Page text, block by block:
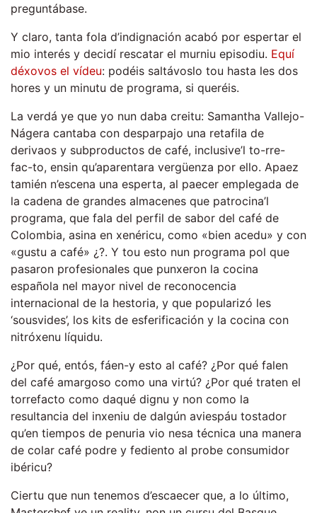
preguntábase.
Y claro, tanta fola d’indignación acabó por espertar el
mio interés y decidí rescatar el murniu episodiu. Equí
déxovos el vídeu: podéis saltávoslo tou hasta les dos
hores y un minutu de programa, si queréis.
La verdá ye que yo nun daba creitu: Samantha Vallejo-
Nágera cantaba con desparpajo una retafila de
derivaos y subproductos de café, inclusive’l to-rre-
fac-to, ensin qu’aparentara vergüenza por ello. Apaez
tamién n’escena una esperta, al paecer emplegada de
la cadena de grandes almacenes que patrocina’l
programa, que fala del perfil de sabor del café de
Colombia, asina en xenéricu, como «bien acedu» y con
«gustu a café» ¿?. Y tou esto nun programa pol que
pasaron profesionales que punxeron la cocina
española nel mayor nivel de reconocencia
internacional de la hestoria, y que popularizó les
‘sousvides’, los kits de esferificación y la cocina con
nitróxenu líquidu.
¿Por qué, entós, fáen-y esto al café? ¿Por qué falen
del café amargoso como una virtú? ¿Por qué traten el
torrefacto como daqué dignu y non como la
resultancia del inxeniu de dalgún aviespáu tostador
qu’en tiempos de penuria vio nesa técnica una manera
de colar café podre y fediento al probe consumidor
ibéricu?
Ciertu que nun tenemos d’escaecer que, a lo último,